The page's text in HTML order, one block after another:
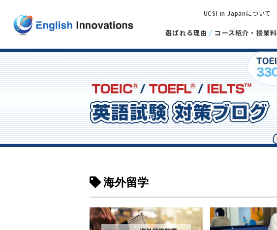
選ばれる理由 コース紹介・授業料
UCSI in Japanについて
海外留学